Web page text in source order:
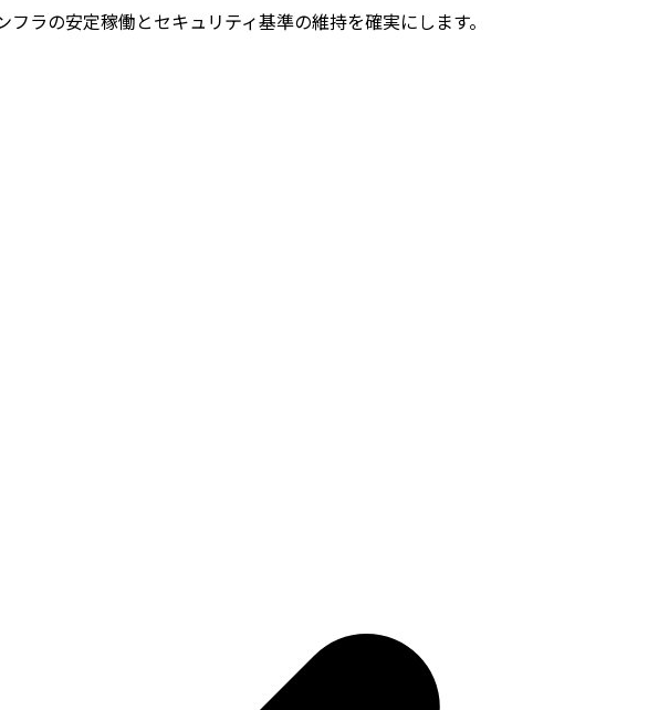
ラの安定稼働とセキュリティ基準の維持を確実にします。